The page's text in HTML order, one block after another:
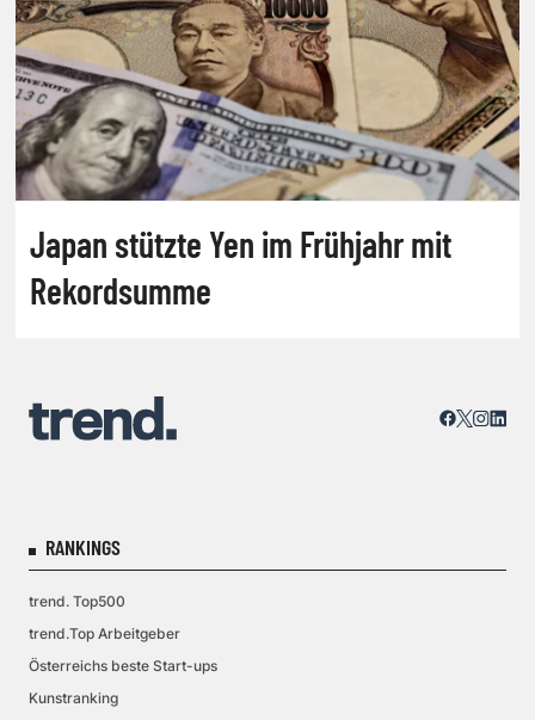
Japan stützte Yen im Frühjahr mit
Rekordsumme
RANKINGS
trend. Top500
trend.Top Arbeitgeber
Österreichs beste Start-ups
Kunstranking